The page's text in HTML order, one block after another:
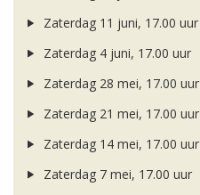
Zaterdag 11 juni, 17.00 uur
Zaterdag 4 juni, 17.00 uur
Zaterdag 28 mei, 17.00 uur
Zaterdag 21 mei, 17.00 uur
Zaterdag 14 mei, 17.00 uur
Zaterdag 7 mei, 17.00 uur